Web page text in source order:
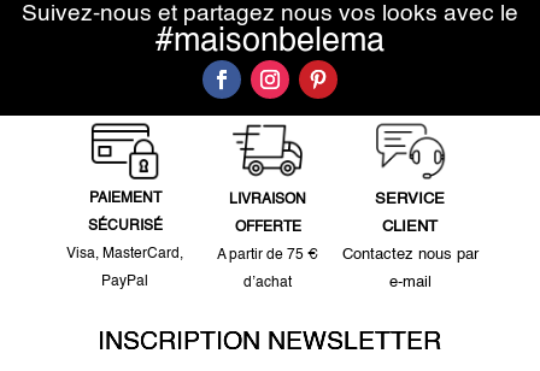
Suivez-nous et partagez nous vos looks avec le
#maisonbelema
PAIEMENT
SÉCURISÉ
Visa, MasterCard,
PayPal
LIVRAISON
OFFERTE
A partir de 75 €
d’achat
SERVICE
CLIENT
Contactez nous par
e-mail
INSCRIPTION NEWSLETTER